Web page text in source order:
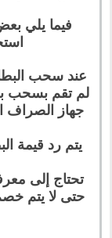
فيما يلي
عند سحب
جهاز الصراف
يتم رد قيمة
تحتاج إلى
حتى لا يتم